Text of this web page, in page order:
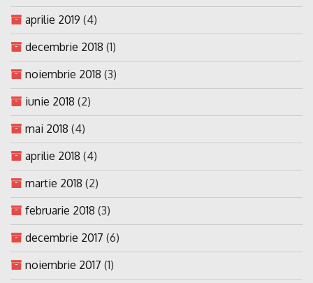
aprilie 2019 (4)
decembrie 2018 (1)
noiembrie 2018 (3)
iunie 2018 (2)
mai 2018 (4)
aprilie 2018 (4)
martie 2018 (2)
februarie 2018 (3)
decembrie 2017 (6)
noiembrie 2017 (1)